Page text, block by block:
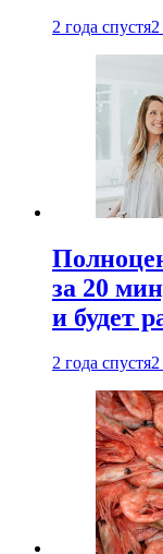
2 года спустя
за 20
и будет
2 года спустя2